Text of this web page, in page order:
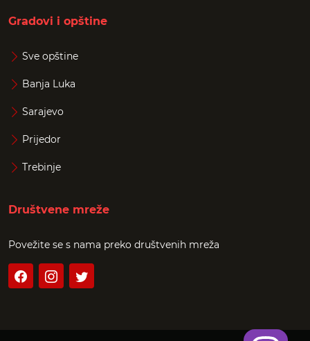
Gradovi i opštine
Sve opštine
Banja Luka
Sarajevo
Prijedor
Trebinje
Društvene mreže
Povežite se s nama preko društvenih mreža